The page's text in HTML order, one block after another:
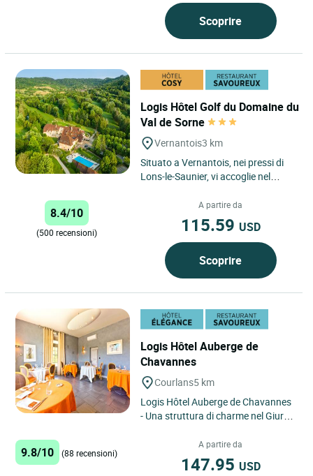
Scoprire
Logis Hôtel Golf du Domaine du
Val de Sorne
Vernantois3 km
Situato a Vernantois, nei pressi di
Lons-le-Saunier, vi accoglie nel
naturale, ai piedi del...
8.4/10
(500 recensioni)
A partire da
115.59 USD
Scoprire
Logis Hôtel Auberge de
Chavannes
Courlans5 km
Logis Hôtel Auberge de Chavannes
- Una struttura di charme nel Giura
gastronomia e scoperte...
9.8/10 (88 recensioni)
A partire da
147.95 USD